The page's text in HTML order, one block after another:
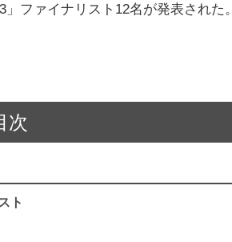
ファイナリスト12名が発表された。
次
ト